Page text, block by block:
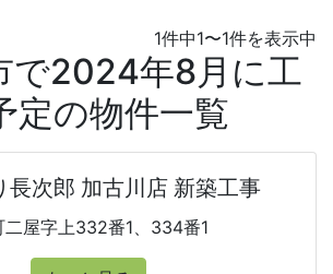
1件中1〜1件を表示中
で2024年8月に工
定の物件一覧
長次郎 加古川店 新築工事
二屋字上332番1、334番1